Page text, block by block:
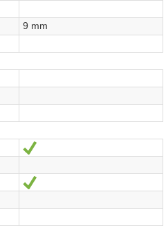
9 mm
Oui
Oui